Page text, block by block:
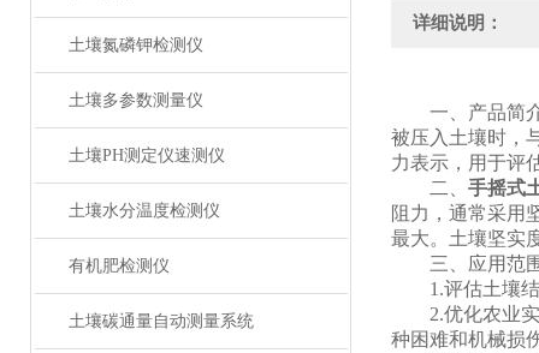
土壤氮磷钾检测仪
土壤多参数测量仪
土壤PH测定仪速测仪
土壤水分温度检测仪
有机肥检测仪
土壤碳通量自动测量系统
详细说明：
一、产品简介
被压入土壤时，
力表示，用于评
二、 手摇式
阻力，通常采用
最大。土壤坚实
三、应用范
1.‌评估土壤结
2.‌优化农业实
种困难和机械损